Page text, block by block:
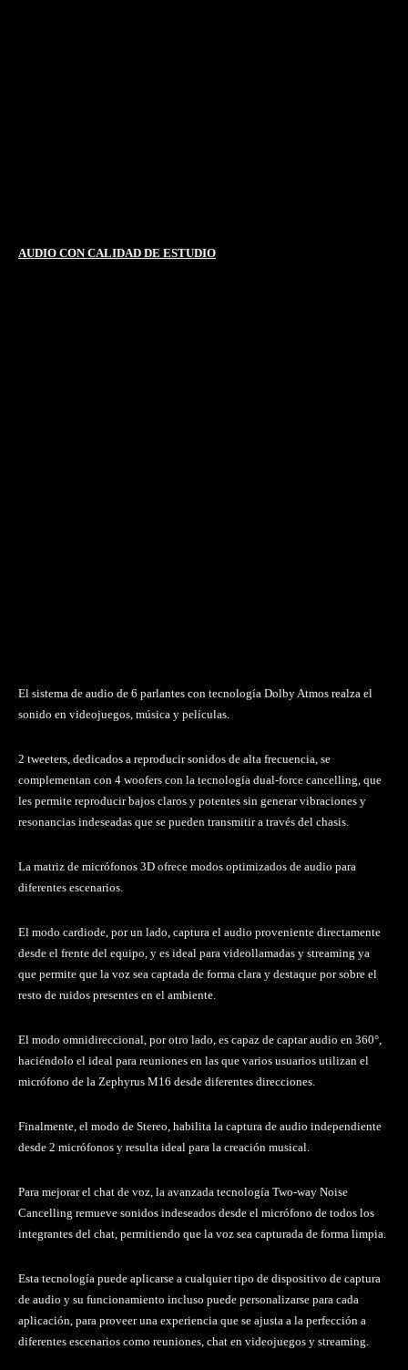
AUDIO CON CALIDAD DE ESTUDIO
El sistema de audio de 6 parlantes con tecnología Dolby Atmos realza el
sonido en videojuegos, música y películas.
2 tweeters, dedicados a reproducir sonidos de alta frecuencia, se
complementan con 4 woofers con la tecnología dual-force cancelling, que
les permite reproducir bajos claros y potentes sin generar vibraciones y
resonancias indeseadas que se pueden transmitir a través del chasis.
La matriz de micrófonos 3D ofrece modos optimizados de audio para
diferentes escenarios.
El modo cardiode, por un lado, captura el audio proveniente directamente
desde el frente del equipo, y es ideal para videollamadas y streaming ya
que permite que la voz sea captada de forma clara y destaque por sobre el
resto de ruidos presentes en el ambiente.
El modo omnidireccional, por otro lado, es capaz de captar audio en 360°,
haciéndolo el ideal para reuniones en las que varios usuarios utilizan el
micrófono de la Zephyrus M16 desde diferentes direcciones.
Finalmente, el modo de Stereo, habilita la captura de audio independiente
desde 2 micrófonos y resulta ideal para la creación musical.
Para mejorar el chat de voz, la avanzada tecnología Two-way Noise
Cancelling remueve sonidos indeseados desde el micrófono de todos los
integrantes del chat, permitiendo que la voz sea capturada de forma limpia.
Esta tecnología puede aplicarse a cualquier tipo de dispositivo de captura
de audio y su funcionamiento incluso puede personalizarse para cada
aplicación, para proveer una experiencia que se ajusta a la perfección a
diferentes escenarios como reuniones, chat en videojuegos y streaming.